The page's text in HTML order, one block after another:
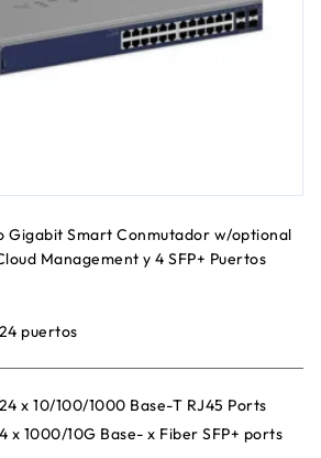
Gigabit Smart Conmutador w/optional
Management y 4 SFP+ Puertos
24 puertos
24 x 10/100/1000 Base-T RJ45 Ports
4 x 1000/10G Base- x Fiber SFP+ ports